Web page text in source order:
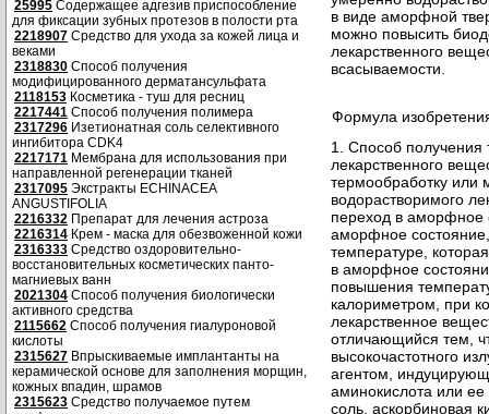
25995 Содержащее адгезив приспособление
для фиксации зубных протезов в полости рта
2218907 Средство для ухода за кожей лица и
веками
2318830 Способ получения
модифицированного дерматансульфата
2118153 Косметика - туш для ресниц
2217441 Способ получения полимера
2317296 Изетионатная соль селективного
ингибитора CDK4
2217171 Мембрана для использования при
направленной регенерации тканей
2317095 Экстракты ECHINACEA
ANGUSTIFOLIA
2216332 Препарат для лечения астроза
2216314 Крем - маска для обезвоженной кожи
2316333 Средство оздоровительно-
восстановительных косметических панто-
магниевых ванн
2021304 Способ получения биологически
активного средства
2115662 Способ получения гиалуроновой
кислоты
2315627 Впрыскиваемые имплантанты на
керамической основе для заполнения морщин,
кожных впадин, шрамов
2315623 Средство получаемое путем
в виде аморфной
можно повысить
лекарственного
всасываемости.
Формула
1. Способ получения
лекарственного
термообработку или
водорастворимого
переход в аморфное
аморфное
температуре,
в аморфное
повышения
калориметром, при
лекарственное
отличающийся тем,
высокочастотного
агентом,
аминокислота или ее
соль, аскорбиновая